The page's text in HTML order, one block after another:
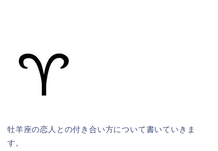
牡羊座の恋人との付き合い方について書いていきま
す。